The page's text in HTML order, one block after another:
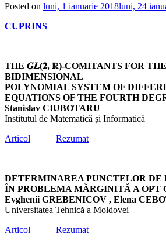
Posted on luni, 1 ianuarie 2018luni, 24
CUPRINS
THE 𝑮𝑳(𝟐, ℝ)-COMITANTS FOR
BIDIMENSIONAL
POLYNOMIAL SYSTEM OF
EQUATIONS OF THE FOURTH
Stanislav CIUBOTARU
Institutul de Matematică și Informatică
Articol
Rezumat
DETERMINAREA PUNCTELOR DE
ÎN PROBLEMA MĂRGINITĂ A OPT
Evghenii GREBENICOV , Elena
Universitatea Tehnică a Moldovei
Articol
Rezumat